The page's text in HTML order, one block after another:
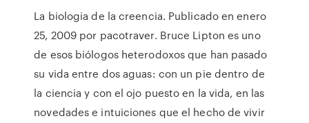
La biologia de la creencia. Publicado en enero
25, 2009 por pacotraver. Bruce Lipton es uno
de esos biólogos heterodoxos que han pasado
su vida entre dos aguas: con un pie dentro de
la ciencia y con el ojo puesto en la vida, en las
novedades e intuiciones que el hecho de vivir